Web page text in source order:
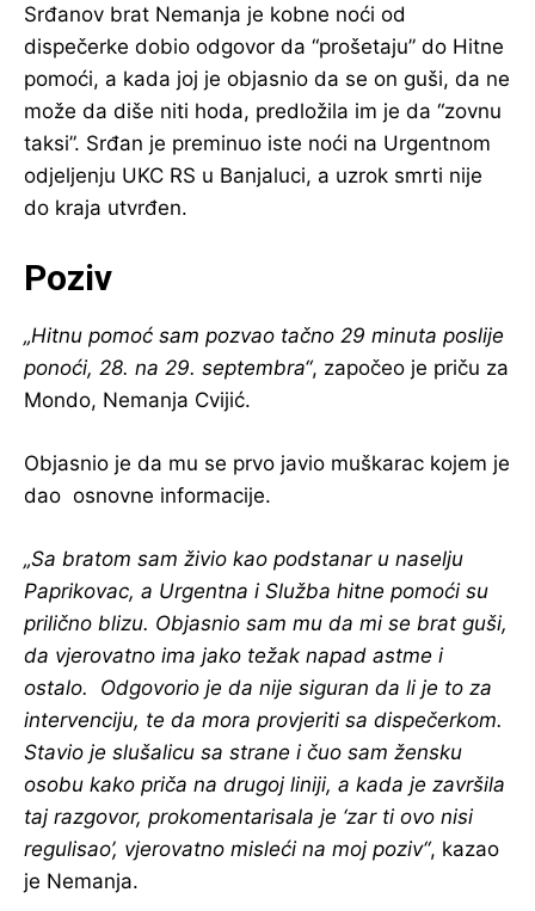
Srđanov brat Nemanja je kobne noći od
dispečerke dobio odgovor da “prošetaju” do Hitne
pomoći, a kada joj je objasnio da se on guši, da ne
može da diše niti hoda, predložila im je da “zovnu
taksi”. Srđan je preminuo iste noći na Urgentnom
odjeljenju UKC RS u Banjaluci, a uzrok smrti nije
do kraja utvrđen.
Poziv
„Hitnu pomoć sam pozvao tačno 29 minuta poslije
ponoći, 28. na 29. septembra“, započeo je priču za
Mondo, Nemanja Cvijić.
Objasnio je da mu se prvo javio muškarac kojem je
dao osnovne informacije.
„Sa bratom sam živio kao podstanar u naselju
Paprikovac, a Urgentna i Služba hitne pomoći su
prilično blizu. Objasnio sam mu da mi se brat guši,
da vjerovatno ima jako težak napad astme i
ostalo. Odgovorio je da nije siguran da li je to za
intervenciju, te da mora provjeriti sa dispečerkom.
Stavio je slušalicu sa strane i čuo sam žensku
osobu kako priča na drugoj liniji, a kada je završila
taj razgovor, prokomentarisala je ‘zar ti ovo nisi
regulisao’, vjerovatno misleći na moj poziv“, kazao
je Nemanja.